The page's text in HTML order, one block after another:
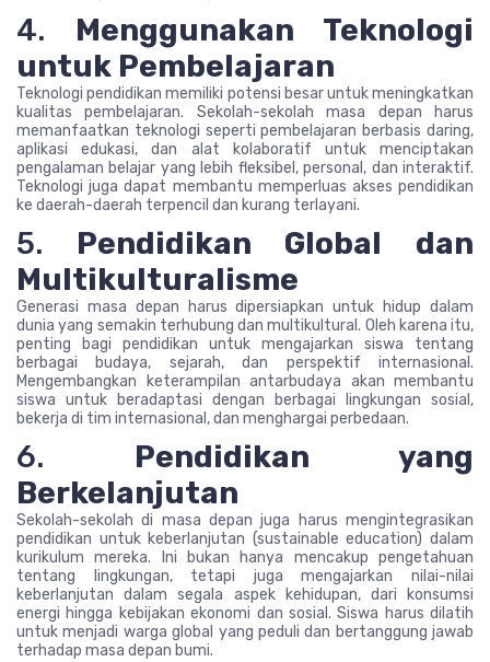
4. Menggunakan Teknologi
untuk Pembelajaran
Teknologi pendidikan memiliki potensi besar untuk meningkatkan
kualitas pembelajaran. Sekolah-sekolah masa depan harus
memanfaatkan teknologi seperti pembelajaran berbasis daring,
aplikasi edukasi, dan alat kolaboratif untuk menciptakan
pengalaman belajar yang lebih fleksibel, personal, dan interaktif.
Teknologi juga dapat membantu memperluas akses pendidikan
ke daerah-daerah terpencil dan kurang terlayani.
5. Pendidikan Global dan
Multikulturalisme
Generasi masa depan harus dipersiapkan untuk hidup dalam
dunia yang semakin terhubung dan multikultural. Oleh karena itu,
penting bagi pendidikan untuk mengajarkan siswa tentang
berbagai budaya, sejarah, dan perspektif internasional.
Mengembangkan keterampilan antarbudaya akan membantu
siswa untuk beradaptasi dengan berbagai lingkungan sosial,
bekerja di tim internasional, dan menghargai perbedaan.
6. Pendidikan yang
Berkelanjutan
Sekolah-sekolah di masa depan juga harus mengintegrasikan
pendidikan untuk keberlanjutan (sustainable education) dalam
kurikulum mereka. Ini bukan hanya mencakup pengetahuan
tentang lingkungan, tetapi juga mengajarkan nilai-nilai
keberlanjutan dalam segala aspek kehidupan, dari konsumsi
energi hingga kebijakan ekonomi dan sosial. Siswa harus dilatih
untuk menjadi warga global yang peduli dan bertanggung jawab
terhadap masa depan bumi.